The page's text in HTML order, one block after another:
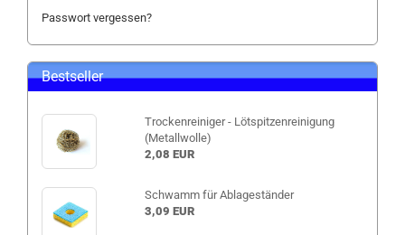
Passwort vergessen?
Bestseller
Trockenreiniger - Lötspitzenreinigung
(Metallwolle)
2,08 EUR
Schwamm für Ablageständer
3,09 EUR